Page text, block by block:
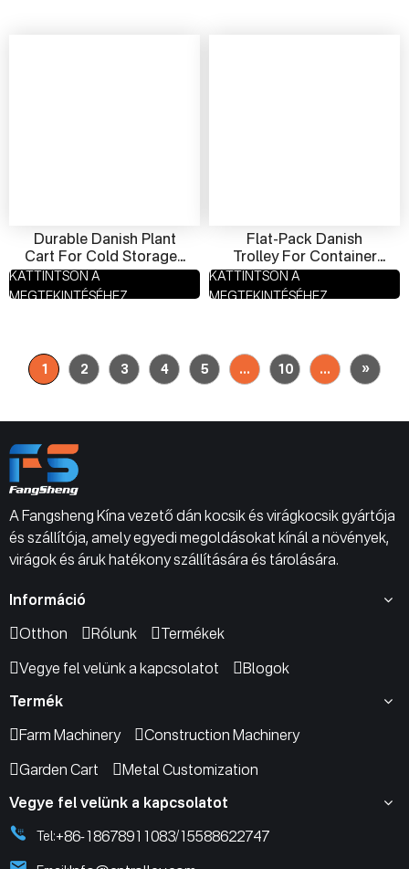
Durable Danish Plant
Cart For Cold Storage |
Anti-Rust Trolley
Supplier From China
KATTINTSON A
MEGTEKINTÉSÉHEZ
Flat-Pack Danish
Trolley For Container
Optimization | KD
Flower Cart Exporter
KATTINTSON A
MEGTEKINTÉSÉHEZ
1 2 3 4 5 ... 10 ... »
A Fangsheng Kína vezető dán kocsik és virágkocsik gyártója
és szállítója, amely egyedi megoldásokat kínál a növények,
virágok és áruk hatékony szállítására és tárolására.
Információ
Otthon
Rólunk
Termékek
Vegye fel velünk a kapcsolatot
Blogok
Termék
Farm Machinery
Construction Machinery
Garden Cart
Metal Customization
Vegye fel velünk a kapcsolatot
Tel:+86-18678911083/15588622747